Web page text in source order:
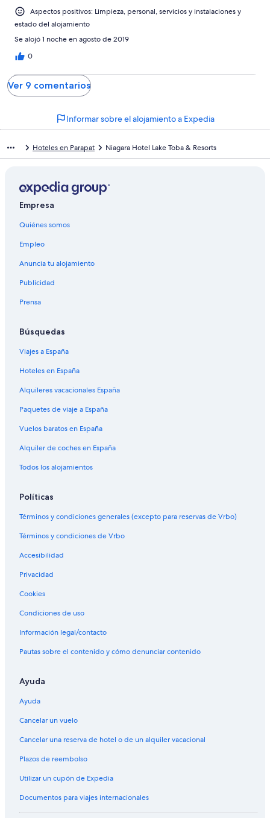
Aspectos positivos: Limpieza, personal, servicios y instalaciones y
estado del alojamiento
Se alojó 1 noche en agosto de 2019
0
Ver 9 comentarios
Informar sobre el alojamiento a Expedia
Hoteles en Parapat Niagara Hotel Lake Toba & Resorts
Empresa
Quiénes somos
Empleo
Anuncia tu alojamiento
Publicidad
Prensa
Búsquedas
Viajes a España
Hoteles en España
Alquileres vacacionales España
Paquetes de viaje a España
Vuelos baratos en España
Alquiler de coches en España
Todos los alojamientos
Políticas
Términos y condiciones generales (excepto para reservas de Vrbo)
Términos y condiciones de Vrbo
Accesibilidad
Privacidad
Cookies
Condiciones de uso
Información legal/contacto
Pautas sobre el contenido y cómo denunciar contenido
Ayuda
Ayuda
Cancelar un vuelo
Cancelar una reserva de hotel o de un alquiler vacacional
Plazos de reembolso
Utilizar un cupón de Expedia
Documentos para viajes internacionales